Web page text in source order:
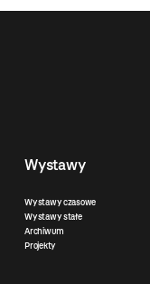
Wystawy
Wystawy czasowe
Wystawy stałe
Archiwum
Projekty